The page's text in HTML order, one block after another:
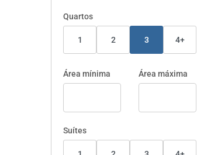
Quartos
1 2 3 4+
Área mínima Área máxima
Suítes